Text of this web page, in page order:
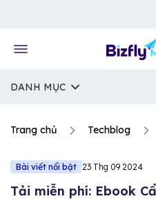
DANH MỤC
Trang chủ Techblog
Bài viết nổi bật 23 Thg 09 2024
Tải miễn phí: Ebook